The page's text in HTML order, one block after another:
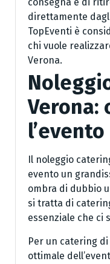
direttamente
TopEventi è
chi vuole
Verona.
Verona:
Il noleggio
evento un
ombra di dubbio
si tratta di
essenziale che ci
Per un catering
ottimale